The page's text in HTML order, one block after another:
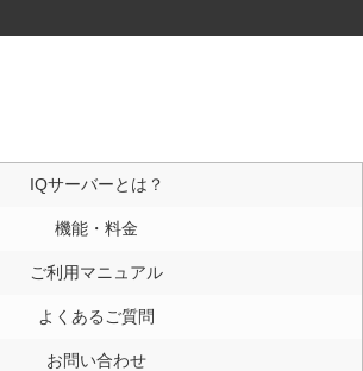
IQサーバーとは？
機能・料金
ご利用マニュアル
よくあるご質問
お問い合わせ